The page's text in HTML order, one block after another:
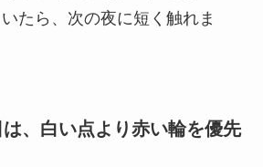
たら、次の夜に短く触れま
、白い点より赤い輪を優先